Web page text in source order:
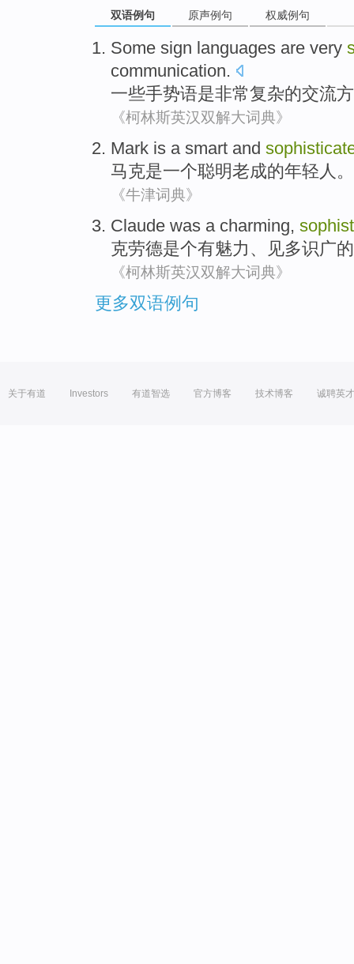
双语例句 原声例句 权威例句
Some sign languages are very
communication.
一些手势语是非常复杂的交流
《柯林斯英汉双解大词典》
Mark is a smart and
马克是一个聪明老成的年轻人 。
《牛津词典》
Claude was a charming,
克劳德是个有魅力 、 见多识广的
《柯林斯英汉双解大词典》
更多双语例句
关于有道 Investors 有道智选 官方博客 技术博客 诚聘英才